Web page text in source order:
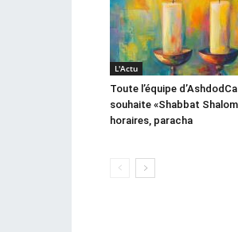
L'Actu
Toute l’équipe
souhaite «Shabbat
horaires, paracha